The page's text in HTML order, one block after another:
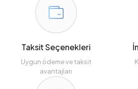
Taksit Seçenekleri
Uygun ödeme ve taksit
avantajları